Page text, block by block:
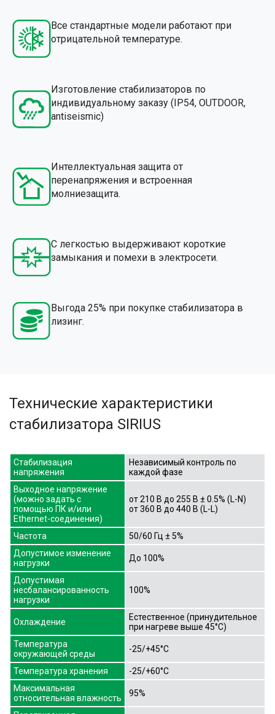
Все стандартные модели работают при
отрицательной температуре.
Изготовление стабилизаторов по
индивидуальному заказу (IP54, OUTDOOR,
antiseismic)
Интеллектуальная защита от
перенапряжения и встроенная
молниезащита.
С легкостью выдерживают короткие
замыкания и помехи в электросети.
Выгода 25% при покупке стабилизатора в
лизинг.
Технические характеристики
стабилизатора SIRIUS
Стабилизация
напряжения
Независимый контроль по
каждой фазе
Выходное напряжение
(можно задать с
помощью ПК и/или
Ethernet-соединения)
от 210 В до 255 В ± 0.5% (L-N)
от 360 В до 440 В (L-L)
Частота
50/60 Гц ± 5%
Допустимое изменение
нагрузки
До 100%
Допустимая
несбалансированность
нагрузки
100%
Охлаждение
Естественное (принудительное
при нагреве выше 45°C)
Температура
окружающей среды
-25/+45°C
Температура хранения
-25/+60°C
Максимальная
относительная влажность
95%